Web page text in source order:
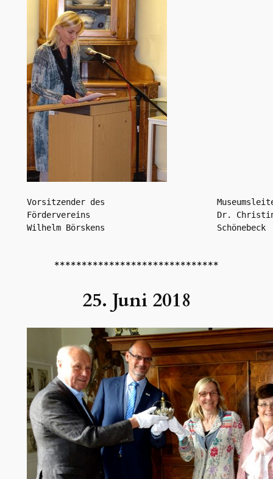
Vorsitzender des
Fördervereins                          Dr.
Wilhelm Börskens                       Schönebeck
******************************
25. Juni 2018